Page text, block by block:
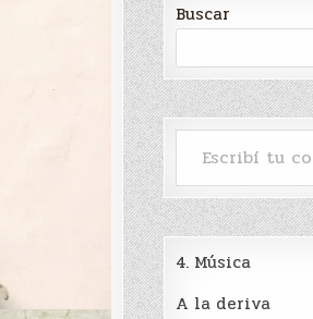
Buscar
Escribí tu correo electrónico…
4. Música
A la deriva